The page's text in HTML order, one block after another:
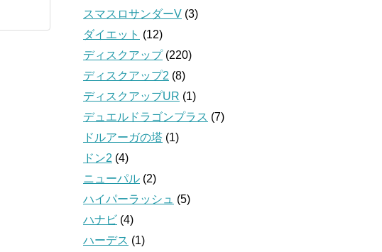
スマスロサンダーV (3)
ダイエット (12)
ディスクアップ(220)
ディスクアップ2 (8)
ディスクアップUR (1)
デュエルドラゴンプラス (7)
ドルアーガの塔 (1)
ドン2 (4)
ニューパル (2)
ハイパーラッシュ (5)
ハナビ (4)
ハーデス (1)